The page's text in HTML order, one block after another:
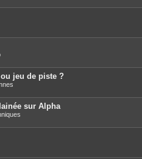
t
jeu de piste ?
sur Alpha